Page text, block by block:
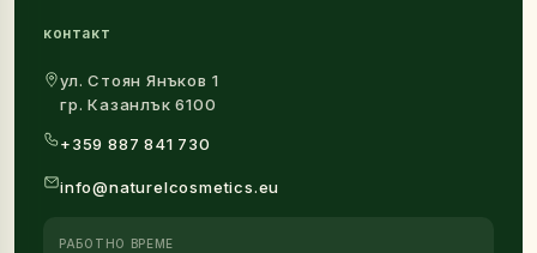
контакт
ул. Стоян Янъков 1
гр. Казанлък 6100
+359 887 841 730
info@naturelcosmetics.eu
РАБОТНО ВРЕМЕ